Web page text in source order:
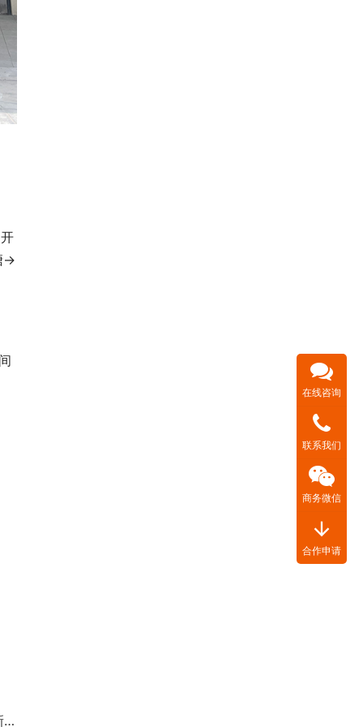
→
在线咨询
联系我们
商务微信
arrow_downward
合作申请